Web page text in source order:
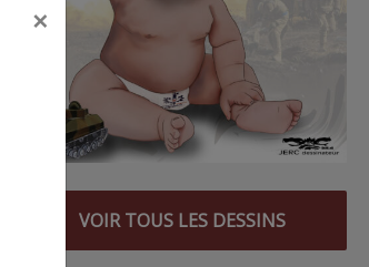
VOIR TOUS LES DESSINS
×